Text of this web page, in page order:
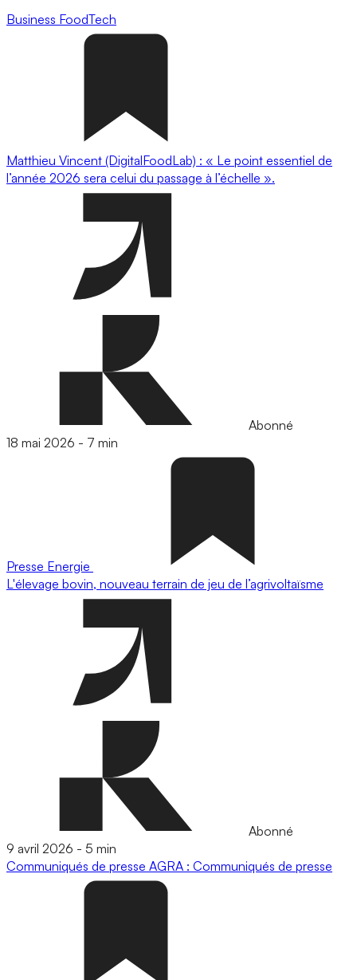
Business FoodTech
Matthieu Vincent (DigitalFoodLab) : « Le point essentiel de
l’année 2026 sera celui du passage à l’échelle ».
Abonné
18 mai 2026 - 7 min
Presse Energie
L'élevage bovin, nouveau terrain de jeu de l’agrivoltaïsme
Abonné
9 avril 2026 - 5 min
Communiqués de presse AGRA : Communiqués de presse